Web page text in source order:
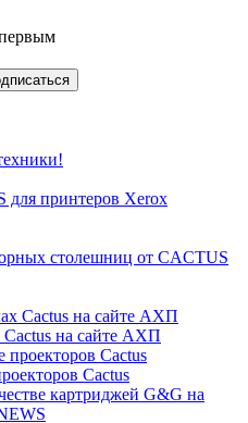
принтеров Xerox
столешниц от CACTUS
Cactus на сайте АХП
Cactus